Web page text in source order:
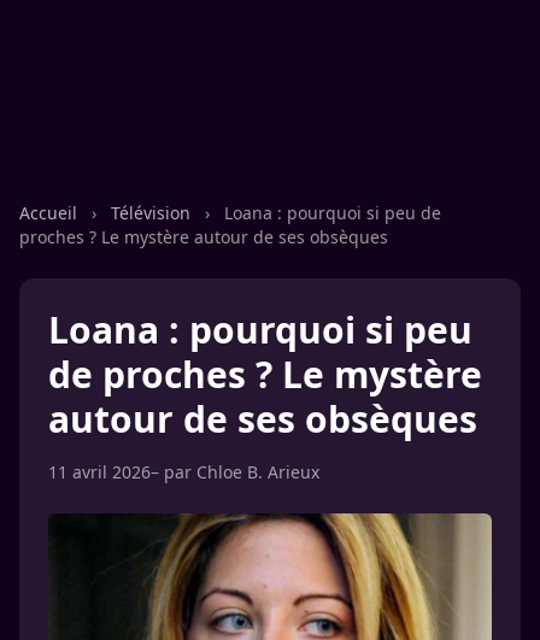
Accueil › Télévision ›
Loana : pourquoi si peu de
proches ? Le mystère autour de ses obsèques
Loana : pourquoi si peu
de proches ? Le mystère
autour de ses obsèques
11 avril 2026– par Chloe B. Arieux